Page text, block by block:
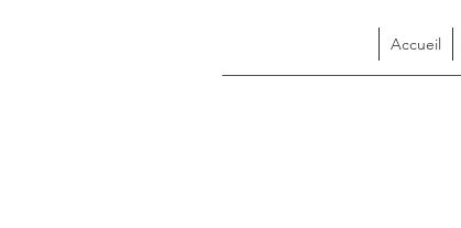
Accueil